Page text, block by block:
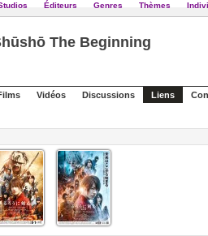
Éditeurs Genres Thèmes
The Beginning
Vidéos Discussions Liens